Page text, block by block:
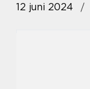
12 juni 2024